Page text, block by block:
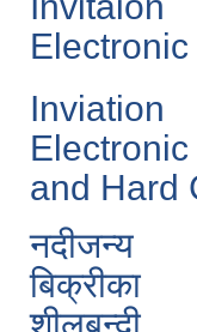
Electronic
and Hard
नदीजन्य
शीलबन्दी